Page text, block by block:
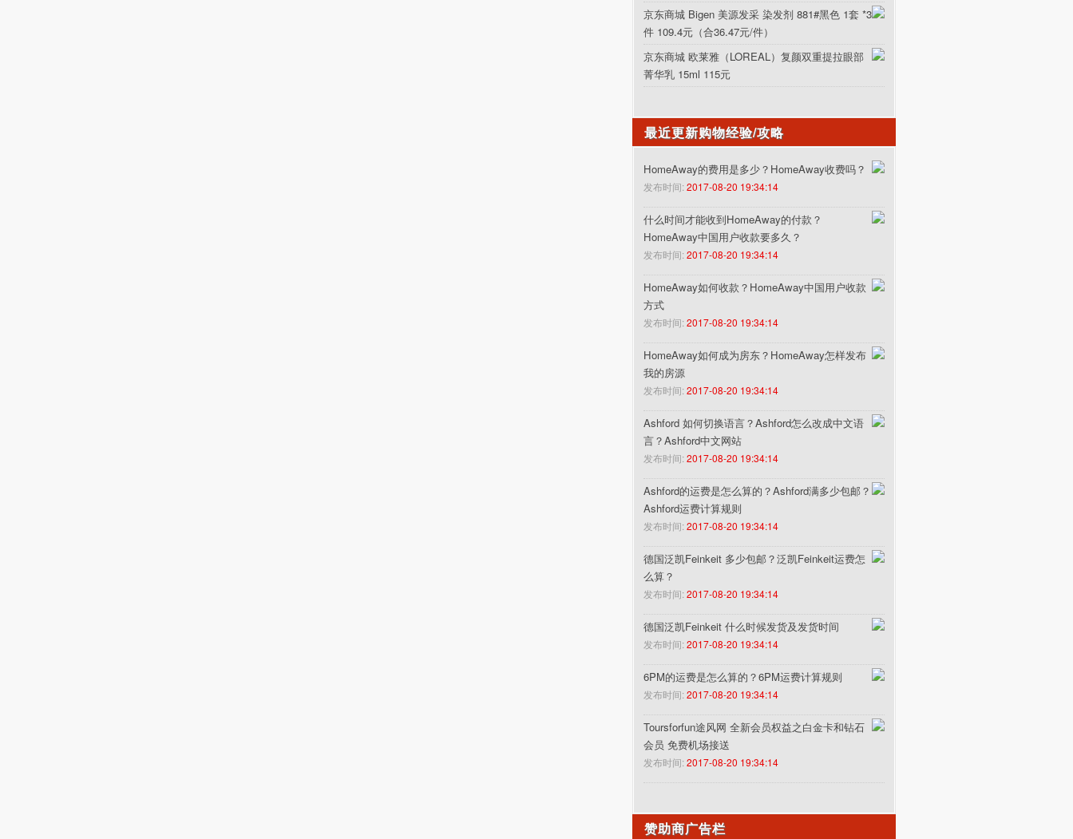
京东商城 Bigen 美源发采 染发剂 881#黑色 1套 *3
件 109.4元（合36.47元/件）
京东商城 欧莱雅（LOREAL）复颜双重提拉眼部
菁华乳 15ml 115元
最近更新购物经验/攻略
HomeAway的费用是多少？HomeAway收费吗？
发布时间: 2017-08-20 19:34:14
什么时间才能收到HomeAway的付款？
HomeAway中国用户收款要多久？
发布时间: 2017-08-20 19:34:14
HomeAway如何收款？HomeAway中国用户收款
方式
发布时间: 2017-08-20 19:34:14
HomeAway如何成为房东？HomeAway怎样发布
我的房源
发布时间: 2017-08-20 19:34:14
Ashford 如何切换语言？Ashford怎么改成中文语
言？Ashford中文网站
发布时间: 2017-08-20 19:34:14
Ashford的运费是怎么算的？Ashford满多少包邮？
Ashford运费计算规则
发布时间: 2017-08-20 19:34:14
德国泛凯Feinkeit 多少包邮？泛凯Feinkeit运费怎
么算？
发布时间: 2017-08-20 19:34:14
德国泛凯Feinkeit 什么时候发货及发货时间
发布时间: 2017-08-20 19:34:14
6PM的运费是怎么算的？6PM运费计算规则
发布时间: 2017-08-20 19:34:14
Toursforfun途风网 全新会员权益之白金卡和钻石
会员 免费机场接送
发布时间: 2017-08-20 19:34:14
赞助商广告栏